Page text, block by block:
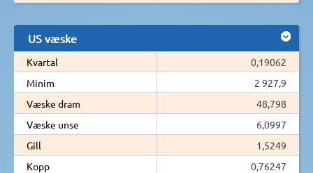
US væske
Kvartal
0,19062
Minim
2 927,9
Væske dram
48,798
Væske unse
6,0997
Gill
1,5249
Kopp
0,76247